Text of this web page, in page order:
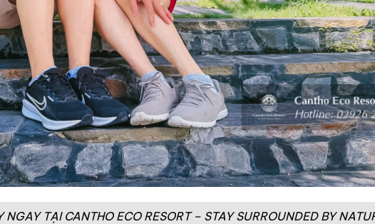
TẠI CANTHO ECO RESORT – STAY SURROUNDED BY